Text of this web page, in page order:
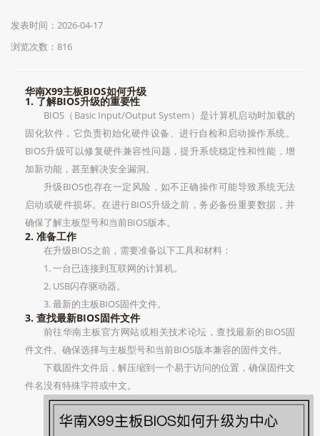
发表时间：2026-04-17
浏览次数：816
华南X99主板BIOS如何升级
1. 了解BIOS升级的重要性
BIOS（Basic Input/Output System）是计算机启动时加载的
固化软件，它负责初始化硬件设备、进行自检和启动操作系统。
BIOS升级可以修复硬件兼容性问题，提升系统稳定性和性能，增
加新功能，甚至解决安全漏洞。
升级BIOS也存在一定风险，如不正确操作可能导致系统无法
启动或硬件损坏。在进行BIOS升级之前，务必备份重要数据，并
确保了解主板型号和当前BIOS版本。
2. 准备工作
在升级BIOS之前，需要准备以下工具和材料：
1. 一台已连接到互联网的计算机。
2. USB闪存驱动器。
3. 最新的主板BIOS固件文件。
3. 查找最新BIOS固件文件
前往华南主板官方网站或相关技术论坛，查找最新的BIOS固
件文件。确保选择与主板型号和当前BIOS版本兼容的固件文件。
下载固件文件后，解压缩到一个易于访问的位置，确保固件文
件名没有特殊字符或中文。